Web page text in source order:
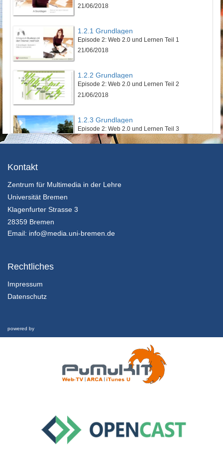
21/06/2018
1.2.1 Grundlagen
Episode 2: Web 2.0 und Lernen Teil 1
21/06/2018
1.2.2 Grundlagen
Episode 2: Web 2.0 und Lernen Teil 2
21/06/2018
1.2.3 Grundlagen
Episode 2: Web 2.0 und Lernen Teil 3
21/06/2018
21/06/2018
Episode 3: Effektiv lernen
3.2.1 Informationen sammeln
Kontakt
Zentrum für Multimedia in der Lehre
Universität Bremen
Klagenfurter Strasse 3
28359 Bremen
Email: info@media.uni-bremen.de
Rechtliches
Impressum
Datenschutz
powered by